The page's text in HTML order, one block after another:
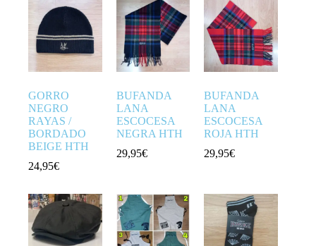
GORRO
NEGRO
RAYAS /
BORDADO
BEIGE HTH
24,95€
BUFANDA
LANA
ESCOCESA
NEGRA HTH
29,95€
BUFANDA
LANA
ESCOCESA
ROJA HTH
29,95€